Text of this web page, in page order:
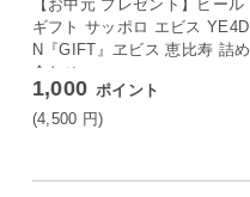
【お中元 プレゼント】ビール
ギフト サッポロ エビス YE4D
N『GIFT』ヱビス 恵比寿 詰め
合わせ
1,000 ポイント
(4,500 円)